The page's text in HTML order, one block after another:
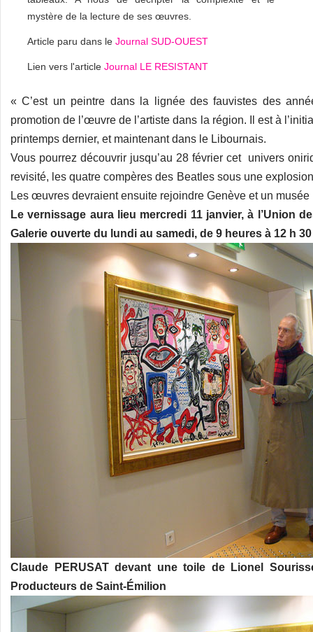
mystère de la lecture de ses œuvres.
Article paru dans le Journal SUD-OUEST
Lien vers l'article Journal LE RESISTANT
« C’est un peintre dans la lignée des fauvistes des
promotion de l’œuvre de l’artiste dans la région. Il est à
printemps dernier, et maintenant dans le Libournais.
Vous pourrez découvrir jusqu’au 28 février cet univers
revisité, les quatre compères des Beatles sous une
Les œuvres devraient ensuite rejoindre Genève et un
Le vernissage aura lieu mercredi 11 janvier, à l’Union
Galerie ouverte du lundi au samedi, de 9 heures à 12 h
Claude PERUSAT devant une toile de Lionel
Producteurs de Saint-Émilion